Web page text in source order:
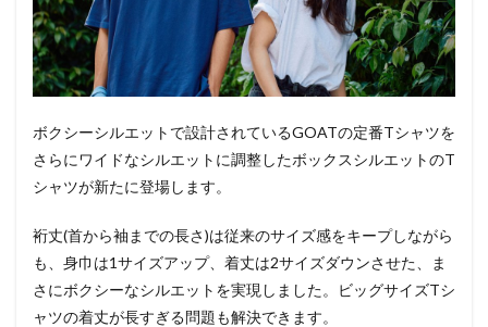
ボクシーシルエットで設計されているGOATの定番Tシャツを
さらにワイドなシルエットに調整したボックスシルエットのT
シャツが新たに登場します。
裄丈(首から袖までの長さ)は従来のサイズ感をキープしながら
も、身巾は1サイズアップ、着丈は2サイズダウンさせた、ま
さにボクシーなシルエットを実現しました。ビッグサイズTシ
ャツの着丈が長すぎる問題も解決できます。